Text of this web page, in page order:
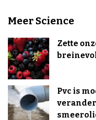
Meer Science
Zette
Pvc is